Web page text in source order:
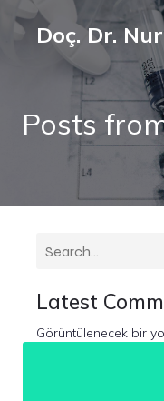
Doç. Dr.
Posts
Latest
Görüntülenecek bir